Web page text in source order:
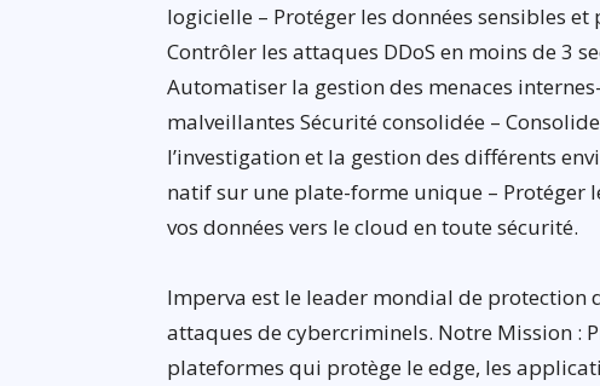
logicielle – Protéger les données sensibles
Contrôler les attaques DDoS en moins de 3
Automatiser la gestion des menaces
malveillantes Sécurité consolidée –
l’investigation et la gestion des différents
natif sur une plate-forme unique – Protéger
vos données vers le cloud en toute sécurité.
Imperva est le leader mondial de protection
attaques de cybercriminels. Notre Mission :
plateformes qui protège le edge, les